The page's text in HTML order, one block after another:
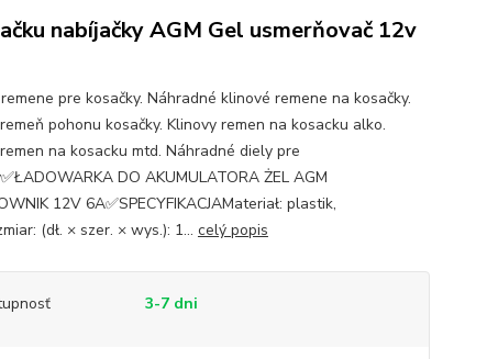
nabíjačky AGM Gel usmerňovač 12v
pre kosačky. Náhradné klinové remene na kosačky.
pohonu kosačky. Klinovy remen na kosacku alko.
na kosacku mtd. Náhradné diely pre
DO AKUMULATORA ŻEL AGM
12V 6A✅SPECYFIKACJAMateriał: plastik,
(dł. × szer. × wys.): 1... celý popis
3-7 dni